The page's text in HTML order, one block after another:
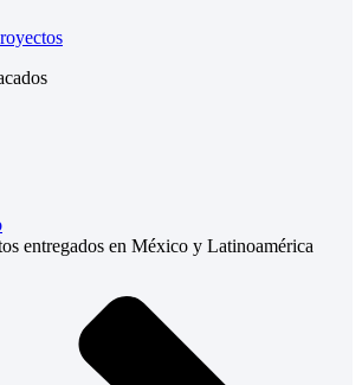
entregados en México y Latinoamérica